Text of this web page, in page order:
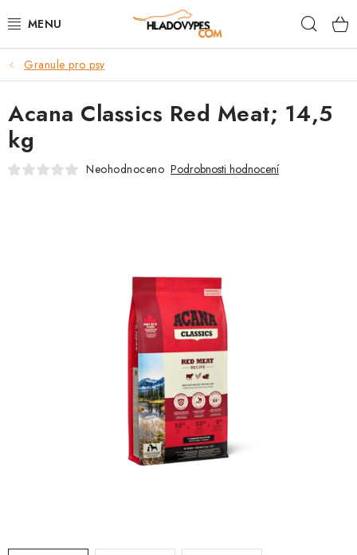
na
POTŘEBY PRO PSY
TAMI PŘEPRAVNÍ BOXY
SPORT SE PSEM
VĚRNOSTNÍ PROGRAM
Granule pro psy
Acana Classics Red Meat; 14,5
kg
Neohodnoceno Podrobnosti hodnocení